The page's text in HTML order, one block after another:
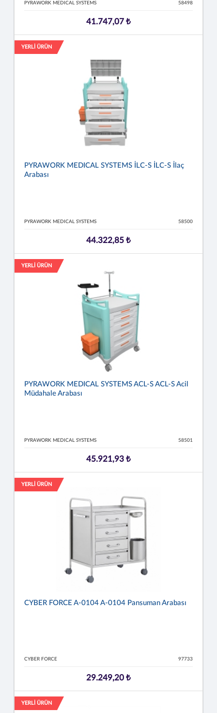
PYRAWORK MEDICAL SYSTEMS 58498
41.747,07 ₺
YERLİ ÜRÜN
PYRAWORK MEDICAL SYSTEMS İLC-S İLC-S İlaç
Arabası
PYRAWORK MEDICAL SYSTEMS 58500
44.322,85 ₺
YERLİ ÜRÜN
PYRAWORK MEDICAL SYSTEMS ACL-S ACL-S Acil
Müdahale Arabası
PYRAWORK MEDICAL SYSTEMS 58501
45.921,93 ₺
YERLİ ÜRÜN
CYBER FORCE A-0104 A-0104 Pansuman Arabası
CYBER FORCE 97733
29.249,20 ₺
YERLİ ÜRÜN